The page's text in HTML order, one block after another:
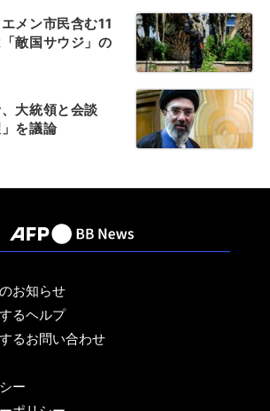
メン市民含む11
敵国サウジ」の
大統領と会談
」を議論
お知らせ
るヘルプ
るお問い合わせ
ー